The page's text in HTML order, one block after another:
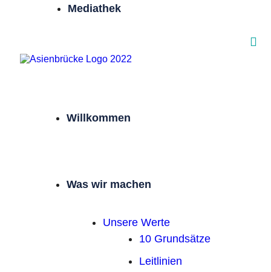
Mediathek
Willkommen
Was wir machen
Unsere Werte
10 Grundsätze
Leitlinien